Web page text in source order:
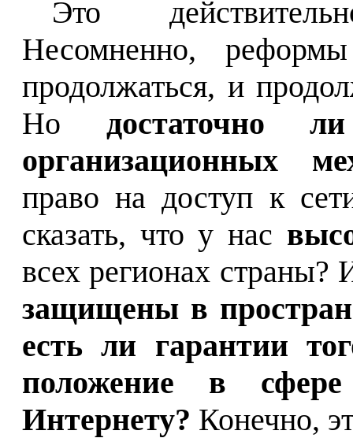
Это
Несомненно,
продолжаться, и
Но достаточно
организационных
право на доступ к
сказать, что у нас
всех регионах страны?
защищены в
есть ли гарантии
положение в
Интернету? Конечно,